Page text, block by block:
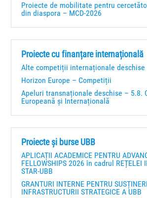
Proiecte de mobilitate pentru
din diaspora – MCD-2026
Proiecte cu finanțare internațională
Alte competiții internaționale deschise
Horizon Europe – Competiții
Apeluri transnaționale deschise – 5.8.
Europeană și Internațională
Proiecte și burse UBB
APLICAȚII ACADEMICE PENTRU
FELLOWSHIPS 2026 în cadrul REȚELEI
STAR-UBB
GRANTURI INTERNE PENTRU
INFRASTRUCTURII STRATEGICE A UBB